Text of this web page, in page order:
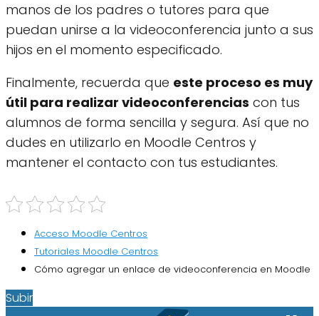
manos de los padres o tutores para que
puedan unirse a la videoconferencia junto a sus
hijos en el momento especificado.
Finalmente, recuerda que este proceso es muy
útil para realizar videoconferencias con tus
alumnos de forma sencilla y segura. Así que no
dudes en utilizarlo en Moodle Centros y
mantener el contacto con tus estudiantes.
Acceso Moodle Centros
Tutoriales Moodle Centros
Cómo agregar un enlace de videoconferencia en Moodle
Subir